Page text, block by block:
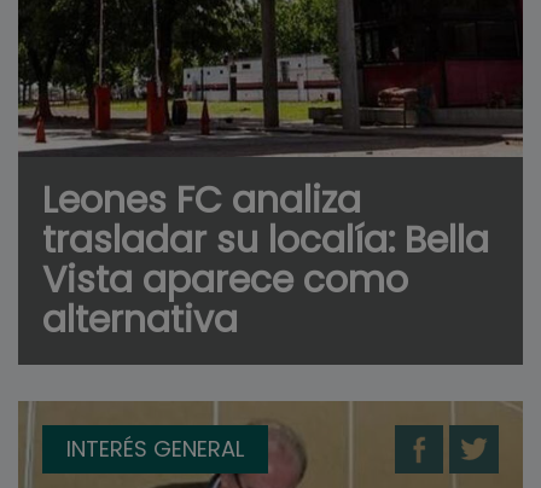
Leones FC analiza
trasladar su localía: Bella
Vista aparece como
alternativa
INTERÉS GENERAL